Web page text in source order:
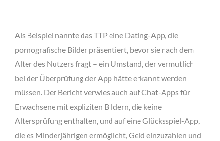
Als Beispiel nannte das TTP eine Dating-App, die
pornografische Bilder präsentiert, bevor sie nach dem
Alter des Nutzers fragt – ein Umstand, der vermutlich
bei der Überprüfung der App hätte erkannt werden
müssen. Der Bericht verwies auch auf Chat-Apps für
Erwachsene mit expliziten Bildern, die keine
Altersprüfung enthalten, und auf eine Glücksspiel-App,
die es Minderjährigen ermöglicht, Geld einzuzahlen und